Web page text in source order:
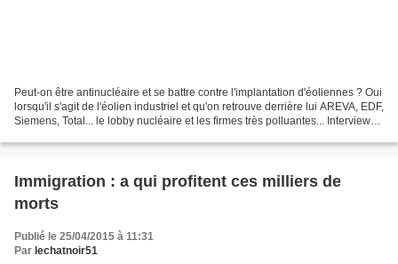
Peut-on être antinucléaire et se battre contre l'implantation d'éoliennes ? Oui
lorsqu'il s'agit de l'éolien industriel et qu'on retrouve derrière lui AREVA, EDF,
Siemens, Total... le lobby nucléaire et les firmes très polluantes... Interview
Immigration : a qui profitent ces milliers de
morts
Publié le 25/04/2015 à 11:31
Par lechatnoir51